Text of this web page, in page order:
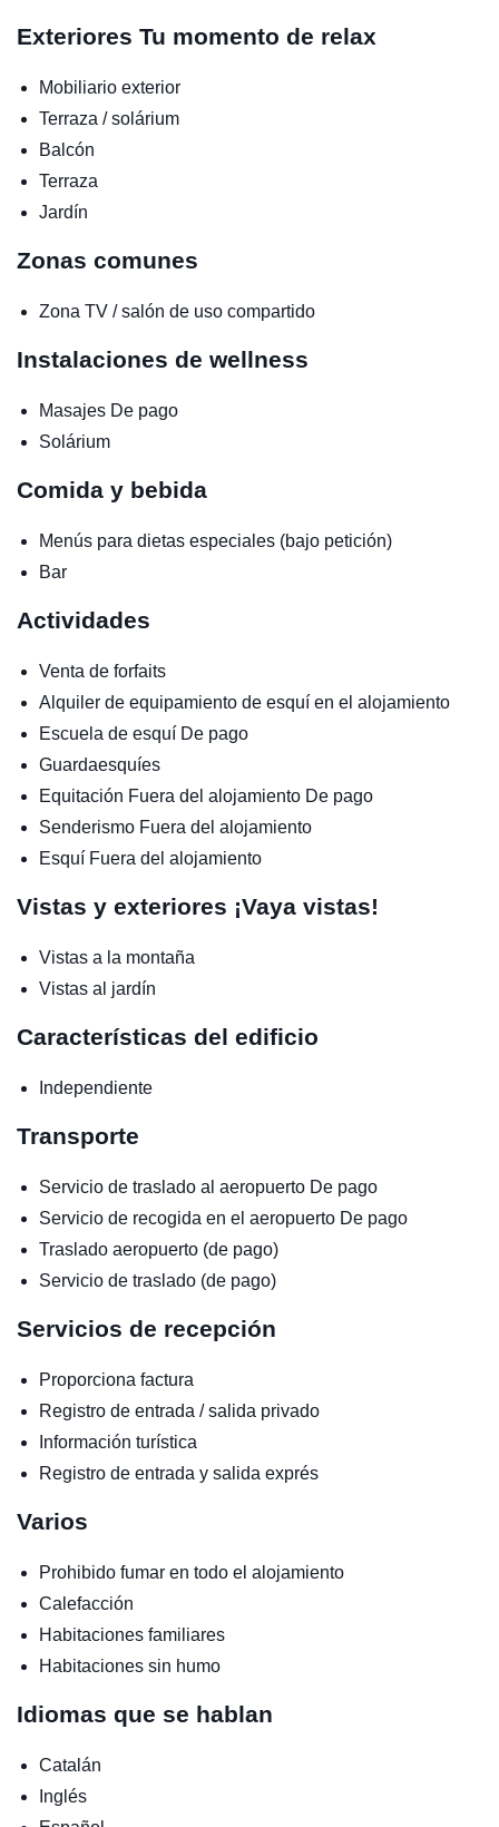
Exteriores Tu momento de relax
Mobiliario exterior
Terraza / solárium
Balcón
Terraza
Jardín
Zonas comunes
Zona TV / salón de uso compartido
Instalaciones de wellness
Masajes De pago
Solárium
Comida y bebida
Menús para dietas especiales (bajo petición)
Bar
Actividades
Venta de forfaits
Alquiler de equipamiento de esquí en el alojamiento
Escuela de esquí De pago
Guardaesquíes
Equitación Fuera del alojamiento De pago
Senderismo Fuera del alojamiento
Esquí Fuera del alojamiento
Vistas y exteriores ¡Vaya vistas!
Vistas a la montaña
Vistas al jardín
Características del edificio
Independiente
Transporte
Servicio de traslado al aeropuerto De pago
Servicio de recogida en el aeropuerto De pago
Traslado aeropuerto (de pago)
Servicio de traslado (de pago)
Servicios de recepción
Proporciona factura
Registro de entrada / salida privado
Información turística
Registro de entrada y salida exprés
Varios
Prohibido fumar en todo el alojamiento
Calefacción
Habitaciones familiares
Habitaciones sin humo
Idiomas que se hablan
Catalán
Inglés